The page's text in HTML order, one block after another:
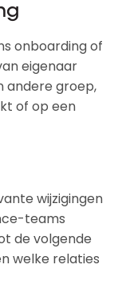
onboarding of
eigenaar
andere groep,
of op een
wijzigingen
teams
de volgende
welke relaties